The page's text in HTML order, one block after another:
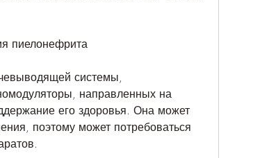
пиелонефрита
системы,
направленных на
его здоровья. Она может
поэтому может потребоваться